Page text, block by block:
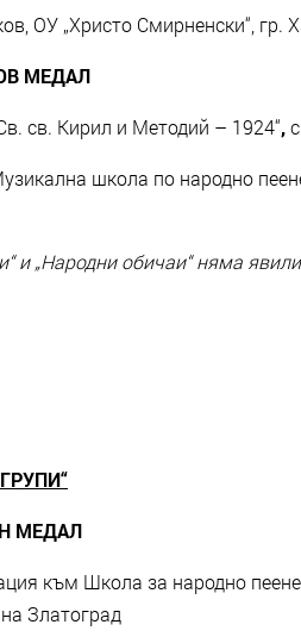
ОУ „Христо Смирненски“, гр.
МЕДАЛ
св. Кирил и Методий – 1924“,
школа по народно
и „Народни обичаи“ няма
МЕДАЛ
към Школа за народно пеене
Златоград